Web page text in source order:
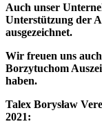
Auch unser
Unterstützung der
ausgezeichnet.
Wir freuen uns
Borzytuchom
haben.
Talex Borysław
2021: